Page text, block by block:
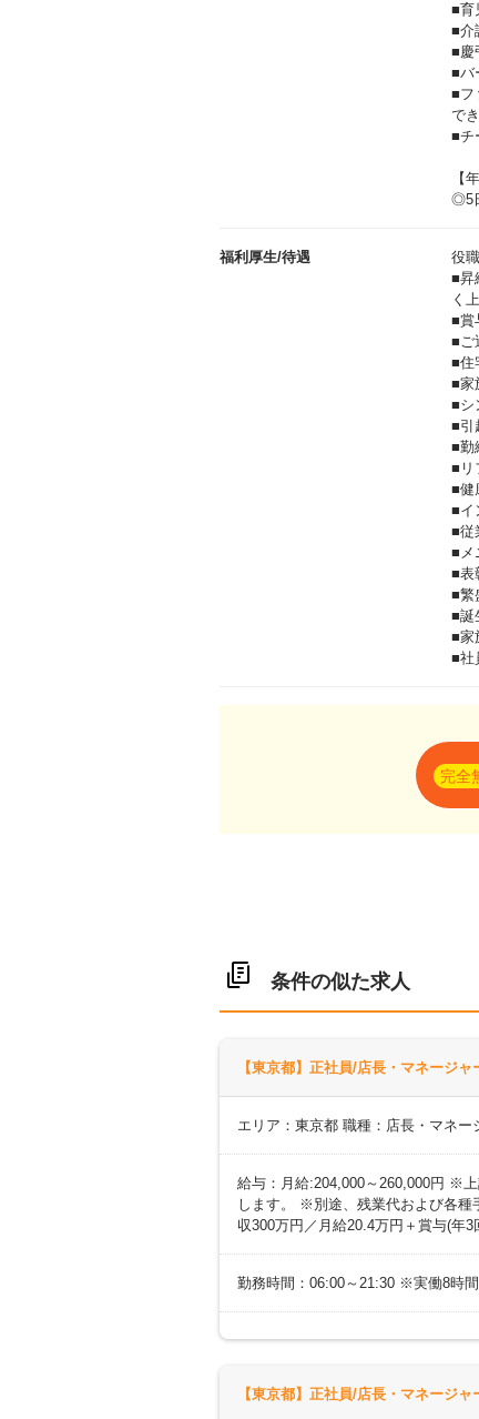
■育
■介
■慶
■バ
■フ
で
■チ
【
◎5
福利厚生/待遇
役
■昇
く
■賞
■ご
■住
■家
■シ
■引
■勤
■リ
■健
■イ
■従
■メ
■表
■繁
■誕
■家
■社
完全
条件の似た求人
【東京都】正社員/店長・マネージ
エリア：東京都 職種：店長・マネー
給与：月給:204,000～260,000円 ※
します。 ※別途、残業代および各
収300万円／月給20.4万円＋賞与(年
勤務時間：06:00～21:30 ※実働8時
【東京都】正社員/店長・マネージ